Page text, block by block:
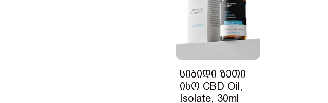
სიბიდი ზეთი
ისო CBD Oil,
Isolate, 30ml